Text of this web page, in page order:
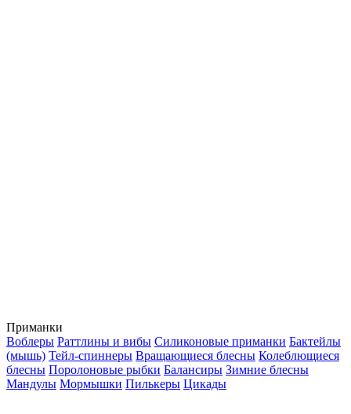
Приманки
Воблеры Раттлины и вибы Силиконовые приманки Бактейлы
(мышь) Тейл-спиннеры Вращающиеся блесны Колеблющиеся
блесны Поролоновые рыбки Балансиры Зимние блесны
Мандулы Мормышки Пилькеры Цикады